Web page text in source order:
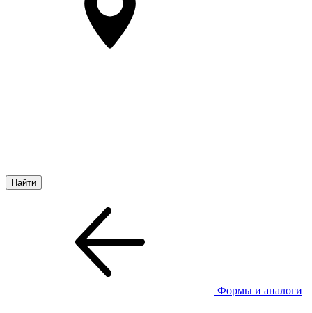
Формы и аналоги